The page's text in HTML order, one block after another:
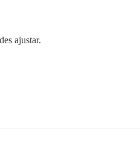
ajustar.